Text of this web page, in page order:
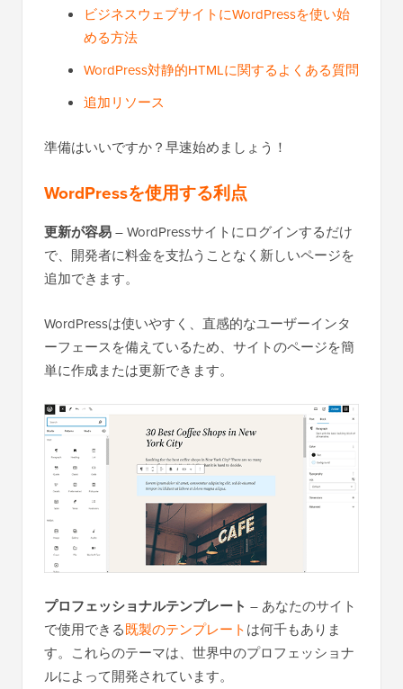
ビジネスウェブサイトにWordPressを使い始
める方法
WordPress対静的HTMLに関するよくある質問
追加リソース
準備はいいですか？早速始めましょう！
WordPressを使用する利点
更新が容易– WordPressサイトにログインするだけ
で、開発者に料金を支払うことなく新しいページを
追加できます。
WordPressは使いやすく、直感的なユーザーインタ
ーフェースを備えているため、サイトのページを簡
単に作成または更新できます。
プロフェッショナルテンプレート – あなたのサイト
で使用できる既製のテンプレートは何千もありま
す。これらのテーマは、世界中のプロフェッショナ
ルによって開発されています。